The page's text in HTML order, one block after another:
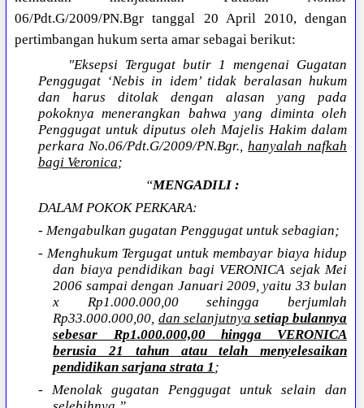
06/Pdt.G/2009/PN.Bgr tanggal 20 April 2010, dengan
pertimbangan hukum serta amar sebagai berikut:
"Eksepsi Tergugat butir 1 mengenai Gugatan
Penggugat ‘Nebis in idem’ tidak beralasan hukum
dan harus ditolak dengan alasan yang pada
pokoknya menerangkan bahwa yang diminta oleh
Penggugat untuk diputus oleh Majelis Hakim dalam
perkara No.06/Pdt.G/2009/PN.Bgr.,hanyalah nafkah
bagi Veronica;
“MENGADILI :
DALAM POKOK PERKARA:
- Mengabulkan gugatan Penggugat untuk sebagian;
- Menghukum Tergugat untuk membayar biaya hidup
dan biaya pendidikan bagi VERONICA sejak Mei
2006 sampai dengan Januari 2009, yaitu 33 bulan
x Rp1.000.000,00 sehingga berjumlah
Rp33.000.000,00, dan selanjutnya setiap bulannya
sebesar Rp1.000.000,00 hingga VERONICA
berusia 21 tahun atau telah menyelesaikan
pendidikan sarjana strata 1;
- Menolak gugatan Penggugat untuk selain dan